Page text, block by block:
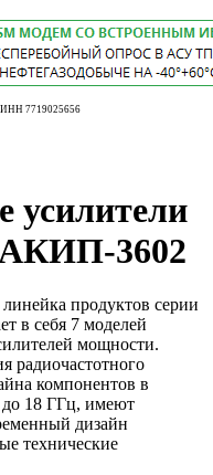
7719025656
усилители
3602
линейка продуктов серии
в себя 7 моделей
мощности.
радиочастотного
компонентов в
до 18 ГГц, имеют
дизайн
технические